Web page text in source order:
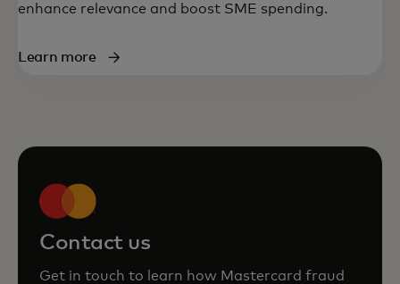
enhance relevance and boost SME spending.
Learn more
Contact us
Get in touch to learn how Mastercard fraud